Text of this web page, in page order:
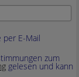
per E-Mail
zum
gelesen und kann